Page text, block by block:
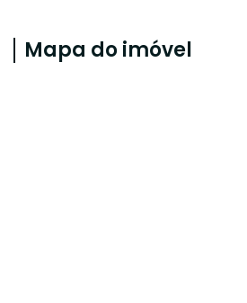
Mapa do imóvel